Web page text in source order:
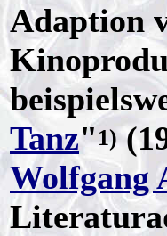
Adaption
Tanz"1)
Wolfgang